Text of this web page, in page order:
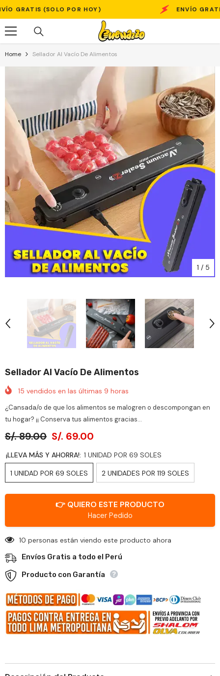
Skip To Content
(SOLO POR HOY) ENVÍO GRATIS
Home Sellador Al Vacío De Alimentos
1 / 5
Sellador Al Vacío De Alimentos
15 vendidos en las últimas 9 horas
¿Cansada/o de que los alimentos se malogren o descompongan en
tu hogar? ¡¡ Conserva tus alimentos gracias...
S/. 89.00 S/. 69.00
¡LLEVA MÁS Y AHORRA!: 1 UNIDAD POR 69 SOLES
1 UNIDAD POR 69 SOLES 2 UNIDADES POR 119 SOLES
👉 QUIERO ESTE PRODUCTO
Hacer Pedido
45 personas están viendo este producto ahora
Envíos Gratis a todo el Perú
Producto con Garantía